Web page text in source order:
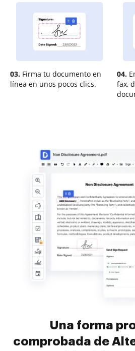
03. Firma tu documento en
línea en unos pocos clics.
04.
fax,
Una forma
comprobada de